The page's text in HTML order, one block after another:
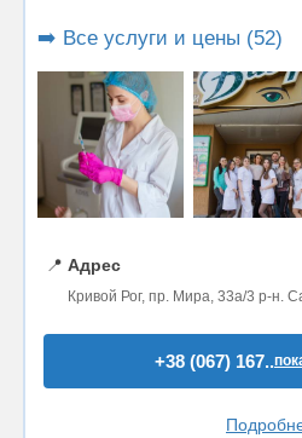
➡️ Все услуги и цены (52)
📍 Адрес
Кривой Рог, пр. Мира, 33а/3 р-н.
+38 (067) 167..